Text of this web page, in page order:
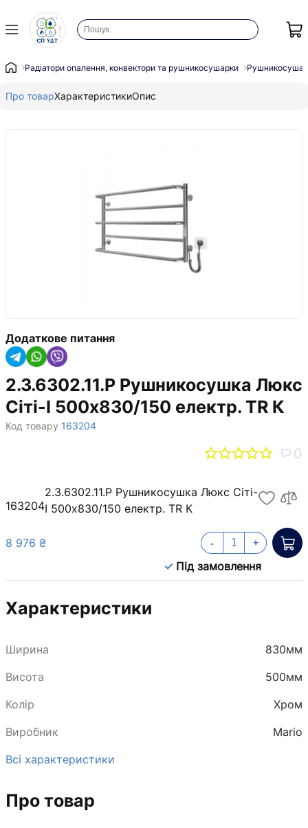
Радіатори опалення, конвектори та рушникосушарки
Про товарХарактеристикиОпис
Додаткове питання
2.3.6302.11.P Рушникосушка Люкс
Сіті-І 500х830/150 електр. TR К
Код товару 163204
0
163204
2.3.6302.11.P Рушникосушка Люкс Сіті-
І 500х830/150 електр. TR К
8 976 ₴
Під замовлення
- +
Характеристики
Ширина
830мм
Висота
500мм
Колір
Хром
Виробник
Mario
Всі характеристики
Про товар